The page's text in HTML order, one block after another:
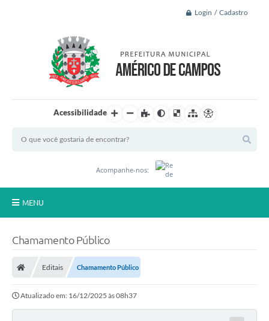
Login / Cadastro
Acessibilidade
Acompanhe-nos:
MENU
PORTAL DA EDUCAÇÃO
Chamamento Público
Editais Chamamento Público
Atualizado em: 16/12/2025 às 08h37